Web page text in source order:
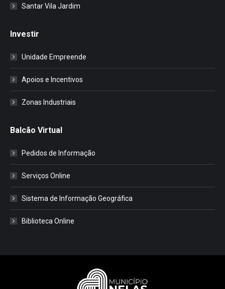
Santar Vila Jardim
Investir
Unidade Empreende
Apoios e Incentivos
Zonas Industriais
Balcão Virtual
Pedidos de Informação
Serviços Online
Sistema de Informação Geográfica
Biblioteca Online